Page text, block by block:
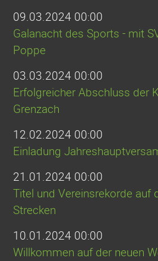
09.03.2024 00:00
Galanacht des Sports - mit
Poppe
03.03.2024 00:00
Erfolgreicher Abschluss der
Grenzach
12.02.2024 00:00
Einladung
21.01.2024 00:00
Titel und Vereinsrekorde auf
Strecken
10.01.2024 00:00
Willkommen auf der neuen